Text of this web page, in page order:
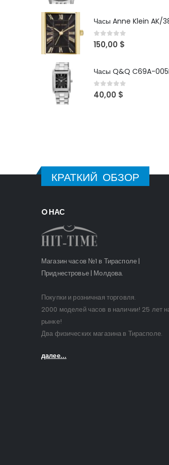
0out of 5
150,00 $
Часы Q&Q C69A-
0 out of 5
40,00 $
КРАТКИЙ ОБЗОР
O НАС
Магазин часов №1 в Тирасполе |
Приднестровье | Молдова.
Покупки и розничная торговля.
2000 моделей часов в наличии! 25 лет
рынке!
Два физических магазина в Тирасполе.
далее...